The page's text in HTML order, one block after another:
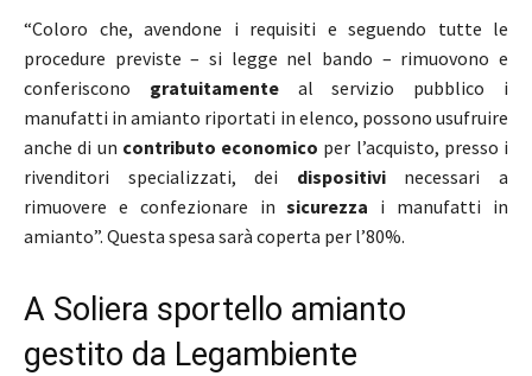
“Coloro che, avendone i requisiti e seguendo tutte le
procedure previste – si legge nel bando – rimuovono e
conferiscono gratuitamenteal servizio pubblico i
manufatti in amianto riportati in elenco, possono usufruire
anche di un contributo economico per l’acquisto, presso i
rivenditori specializzati, dei dispositivinecessari a
rimuovere e confezionare in sicurezza i manufatti in
amianto”. Questa spesa sarà coperta per l’80%.
A Soliera sportello amianto
gestito da Legambiente